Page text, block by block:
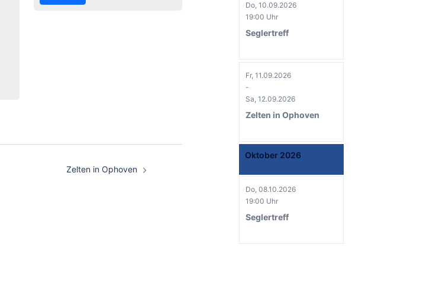
Zelten in Ophoven
Do, 10.09.2026
19:00 Uhr
Seglertreff
Fr, 11.09.2026
-
Sa, 12.09.2026
Zelten in Ophoven
Oktober 2026
Do, 08.10.2026
19:00 Uhr
Seglertreff